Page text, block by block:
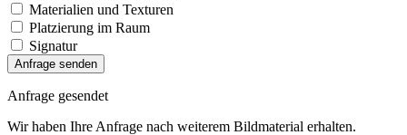
Materialien und Texturen
Platzierung im Raum
Signatur
Anfrage senden
Anfrage gesendet
Wir haben Ihre Anfrage nach weiterem Bildmaterial erhalten.